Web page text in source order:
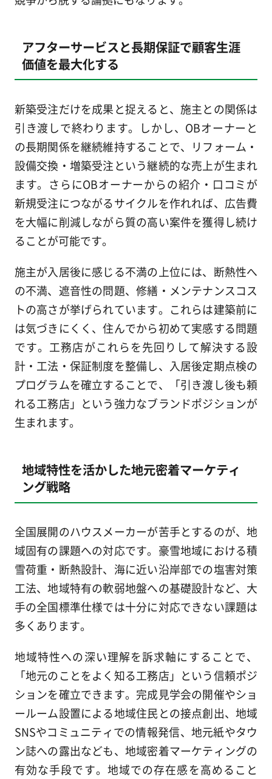
アフターサービスと長期保証で顧客生涯
価値を最大化する
新築受注だけを成果と捉えると、施主との関係は
引き渡しで終わります。しかし、OBオーナーと
の長期関係を継続維持することで、リフォーム・
設備交換・増築受注という継続的な売上が生まれ
ます。さらにOBオーナーからの紹介・口コミが
新規受注につながるサイクルを作れれば、広告費
を大幅に削減しながら質の高い案件を獲得し続け
ることが可能です。
施主が入居後に感じる不満の上位には、断熱性へ
の不満、遮音性の問題、修繕・メンテナンスコス
トの高さが挙げられています。これらは建築前に
は気づきにくく、住んでから初めて実感する問題
です。工務店がこれらを先回りして解決する設
計・工法・保証制度を整備し、入居後定期点検の
プログラムを確立することで、「引き渡し後も頼
れる工務店」という強力なブランドポジションが
生まれます。
地域特性を活かした地元密着マーケティ
ング戦略
全国展開のハウスメーカーが苦手とするのが、地
域固有の課題への対応です。豪雪地域における積
雪荷重・断熱設計、海に近い沿岸部での塩害対策
工法、地域特有の軟弱地盤への基礎設計など、大
手の全国標準仕様では十分に対応できない課題は
多くあります。
地域特性への深い理解を訴求軸にすることで、
「地元のことをよく知る工務店」という信頼ポジ
ションを確立できます。完成見学会の開催やショ
ールーム設置による地域住民との接点創出、地域
SNSやコミュニティでの情報発信、地元紙やタウ
ン誌への露出なども、地域密着マーケティングの
有効な手段です。地域での存在感を高めること